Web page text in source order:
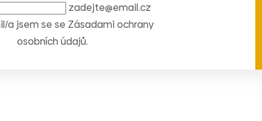
zadejte@email.cz
a jsem se se Zásadami ochrany
osobních údajů.